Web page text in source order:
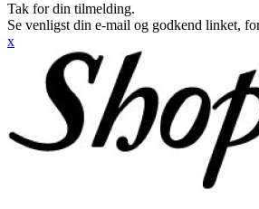
Tak for din tilmelding.
Se venligst din e-mail og godkend linket,
x